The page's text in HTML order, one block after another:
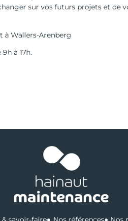
sur vos futurs projets et de
à Wallers-Arenberg
à 17h.